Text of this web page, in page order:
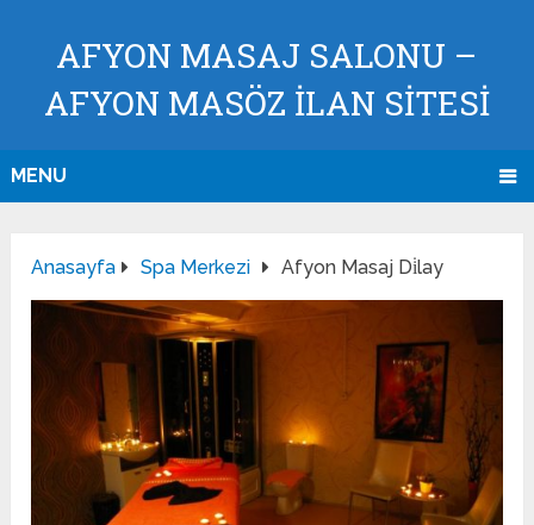
AFYON MASAJ SALONU –
AFYON MASÖZ İLAN SİTESİ
MENU
Anasayfa Spa Merkezi Afyon Masaj Di̇lay